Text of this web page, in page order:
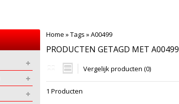
Home »Tags »A00499
PRODUCTEN GETAGD MET A00499
Vergelijk producten (0)
1 Producten